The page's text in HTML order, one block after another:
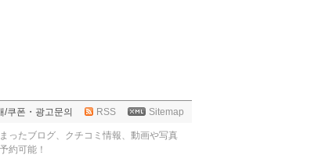
/쿠폰・광고문의 RSS Sitemap
ったブログ、クチコミ情報、動画や写真
約可能！